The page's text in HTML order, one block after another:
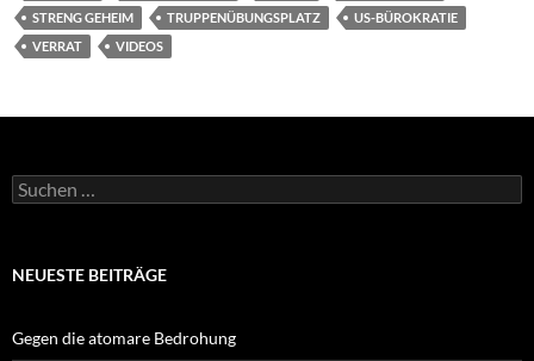
STRENG GEHEIM
TRUPPENÜBUNGSPLATZ
US-BÜROKRATIE
VERRAT
VIDEOS
Suchen
nach:
NEUESTE BEITRÄGE
Gegen die atomare Bedrohung